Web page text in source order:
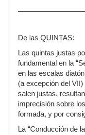
De las QUINTAS:
Las quintas justas
fundamental en la
en las escalas
(a excepción del
salen justas,
imprecisión sobre
formada, y por
La “Conducción de